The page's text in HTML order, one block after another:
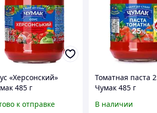
«Херсонский»
485 г
к отправке
Томатная паста
Чумак 485 г
В наличии